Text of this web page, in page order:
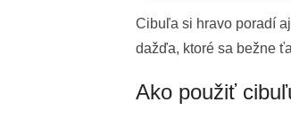
Cibuľa si hravo poradí
dažďa, ktoré sa bežne
Ako použiť